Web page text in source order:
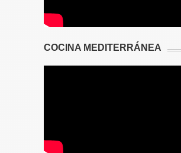
COCINA MEDITERRÁNEA